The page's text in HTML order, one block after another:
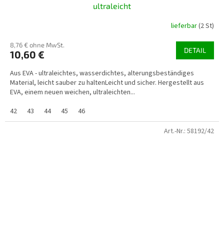
ultraleicht
lieferbar(2 St)
8,76 € ohne MwSt.
10,60 € DETAIL
Aus EVA - ultraleichtes, wasserdichtes, alterungsbeständiges
Material, leicht sauber zu haltenLeicht und sicher. Hergestellt aus
EVA, einem neuen weichen, ultraleichten...
42
43 44 45 46
Art.-Nr.: 58192/42